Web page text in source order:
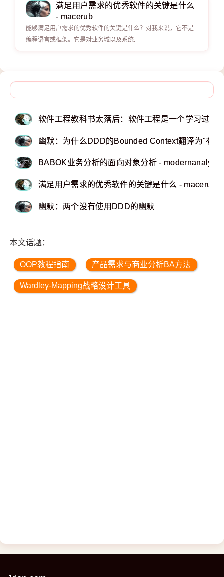
满足用户需求的优秀软件的关键是什么
- macerub
能够满足用户需求的优秀软件的关键是什么？对我来说，它不是
编程语言或框架。它是对业务域以及系统.
软件工程教科书太落后：软件工程是一个学习过程
幽默：为什么DDD的Bounded Context翻译为"有
BABOK业务分析的面向对象分析 - modernanalyst
满足用户需求的优秀软件的关键是什么 - macerub
幽默：两个没有使用DDD的幽默
本文话题：
OOP教程指南 产品需求与商业分析BA方法
Wardley-Mapping战略设计工具